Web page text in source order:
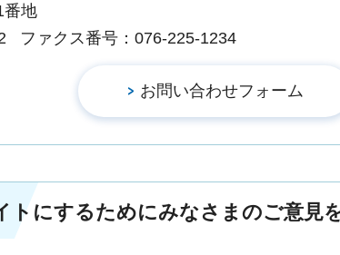
番地
ファクス番号：076-225-1234
トにするためにみなさまのご意見